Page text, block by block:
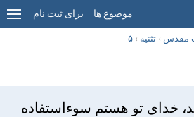
موضوع ها برای ثبت نام
مقدس ›تثنيه ›۵
خدای تو هستم سوءاستفاده